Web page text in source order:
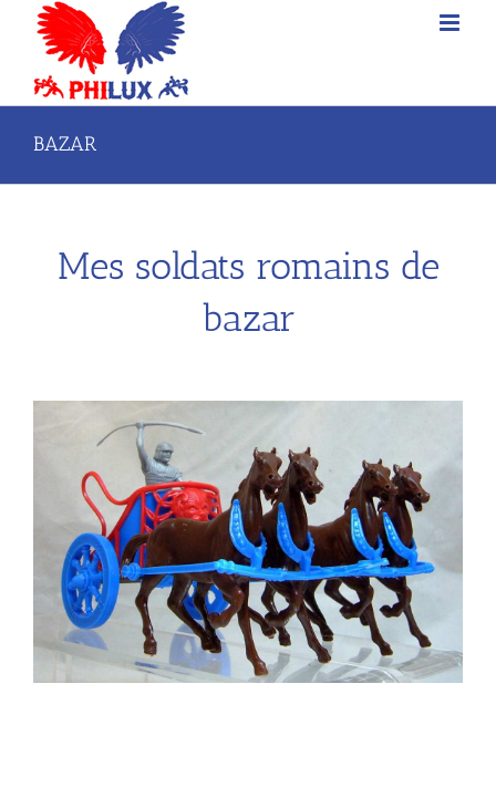
Passer
contenu
BAZAR
Mes soldats romains de
bazar